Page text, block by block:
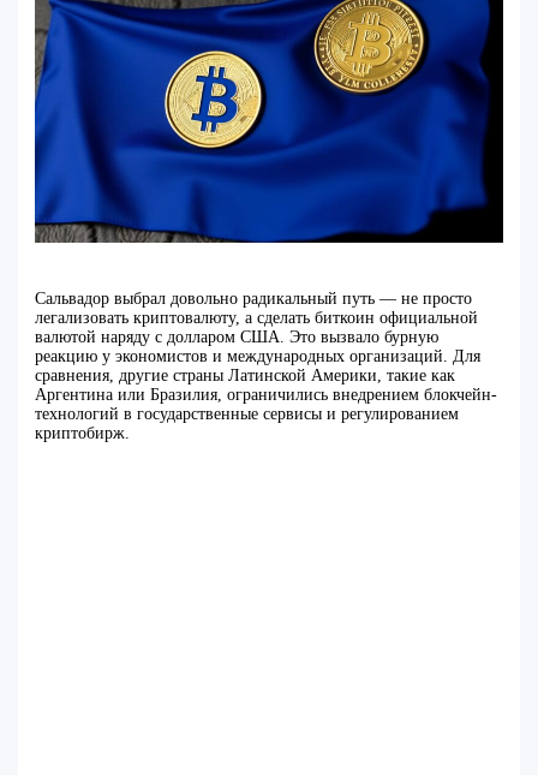
Сальвадор выбрал довольно радикальный путь — не просто
легализовать криптовалюту, а сделать биткоин официальной
валютой наряду с долларом США. Это вызвало бурную
реакцию у экономистов и международных организаций. Для
сравнения, другие страны Латинской Америки, такие как
Аргентина или Бразилия, ограничились внедрением блокчейн-
технологий в государственные сервисы и регулированием
криптобирж.